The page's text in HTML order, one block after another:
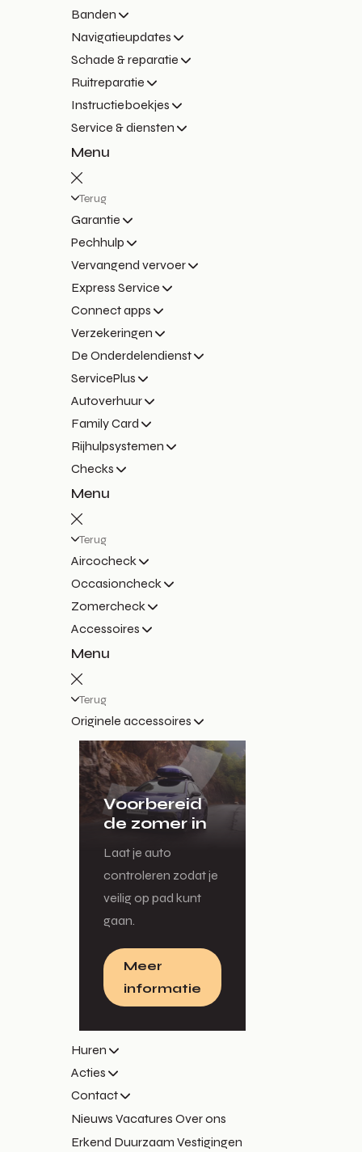
Banden
Navigatieupdates
Schade & reparatie
Ruitreparatie
Instructieboekjes
Service & diensten
Menu
Terug
Garantie
Pechhulp
Vervangend vervoer
Express Service
Connect apps
Verzekeringen
De Onderdelendienst
ServicePlus
Autoverhuur
Family Card
Rijhulpsystemen
Checks
Menu
Terug
Aircocheck
Occasioncheck
Zomercheck
Accessoires
Menu
Terug
Originele accessoires
Voorbereid
de zomer in
Laat je auto
controleren zodat je
veilig op pad kunt
gaan.
Meer
informatie
Huren
Acties
Contact
Nieuws Vacatures Over ons
Erkend Duurzaam Vestigingen